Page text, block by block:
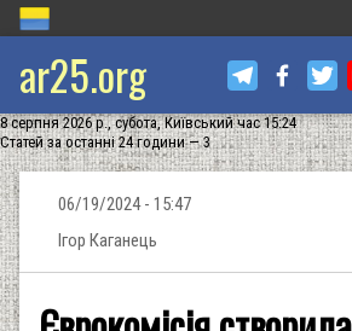
ar25.org
8 серпня 2026 р., субота, Київський час 15:24
Статей за останні 24 години — 3
06/19/2024 - 15:47
Ігор Каганець